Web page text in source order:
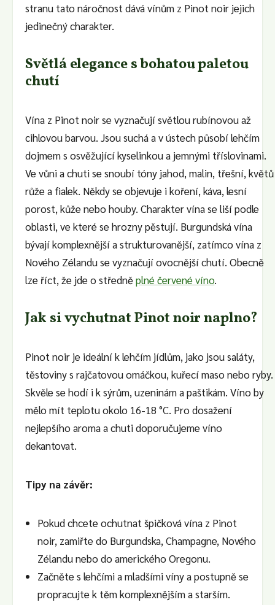
stranu tato náročnost dává vínům z Pinot noir jejich
jedinečný charakter.
Světlá elegance s bohatou paletou
chutí
Vína z Pinot noir se vyznačují světlou rubínovou až
cihlovou barvou. Jsou suchá a v ústech působí lehčím
dojmem s osvěžující kyselinkou a jemnými tříslovinami.
Ve vůni a chuti se snoubí tóny jahod, malin, třešní, květů
růže a fialek. Někdy se objevuje i koření, káva, lesní
porost, kůže nebo houby. Charakter vína se liší podle
oblasti, ve které se hrozny pěstují. Burgundská vína
bývají komplexnější a strukturovanější, zatímco vína z
Nového Zélandu se vyznačují ovocnější chutí. Obecně
lze říct, že jde o středněplné červené víno.
Jak si vychutnat Pinot noir naplno?
Pinot noir je ideální k lehčím jídlům, jako jsou saláty,
těstoviny s rajčatovou omáčkou, kuřecí maso nebo ryby.
Skvěle se hodí i k sýrům, uzeninám a paštikám. Víno by
mělo mít teplotu okolo 16-18 °C. Pro dosažení
nejlepšího aroma a chuti doporučujeme víno
dekantovat.
Tipy na závěr:
Pokud chcete ochutnat špičková vína z Pinot
noir, zamiřte do Burgundska, Champagne, Nového
Zélandu nebo do amerického Oregonu.
Začněte s lehčími a mladšími víny a postupně se
propracujte k těm komplexnějším a starším.